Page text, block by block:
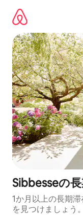
Sibbesseの
1か月以上の長期
を見つけましょう。